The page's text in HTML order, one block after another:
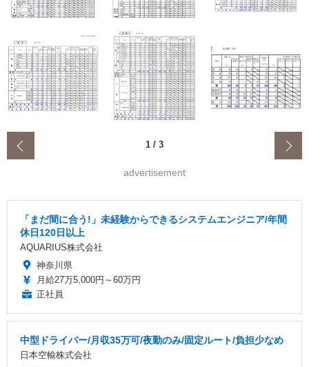
1 / 3
advertisement
「まだ間に合う!」未経験からできるシステムエンジニア/年間
休日120日以上
AQUARIUS株式会社
神奈川県
月給27万5,000円～60万円
正社員
中型ドライバー/月収35万可/夜勤のみ/固定ルート/負担少なめ
日本空輸株式会社